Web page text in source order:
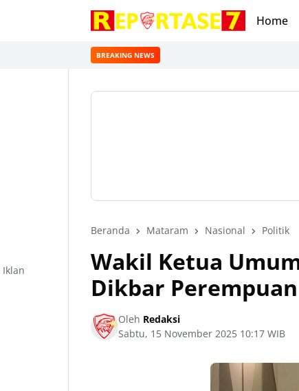
Home
BREAKING NEWS
Beranda Mataram Nasional Politik
Wakil Ketua
Dikbar
Oleh Redaksi
Sabtu, 15 November 2025 10:17 WIB
Iklan